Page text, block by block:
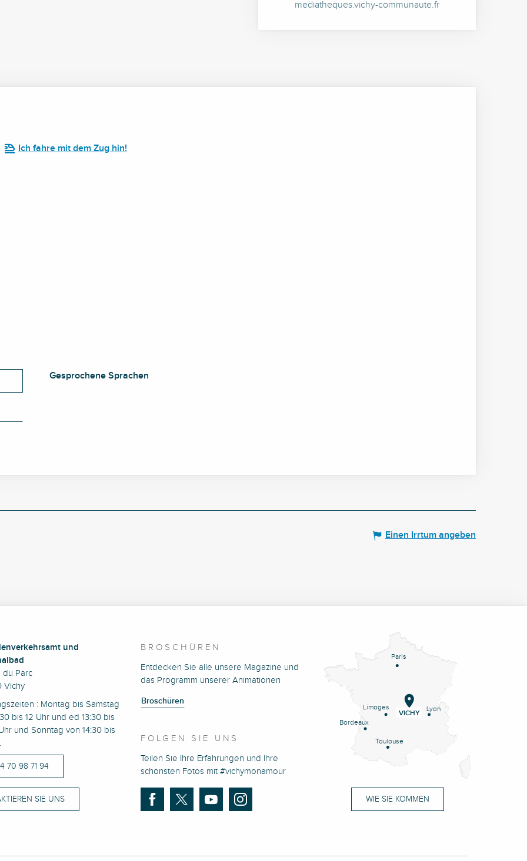
mediatheques.vichy-communaute.fr
Ich fahre mit dem Zug hin!
Gesprochene Sprachen
Gesprochene Sprachen
Einen Irrtum angeben
und
du Parc
Vichy
: Montag bis Samstag
bis 12 Uhr und ed 13:30 bis
und Sonntag von 14:30 bis
70 98 71 94
SIE UNS
BROSCHÜREN
Entdecken Sie alle unsere Magazine und
das Programm unserer Animationen
Broschüren
FOLGEN SIE UNS
Teilen Sie Ihre Erfahrungen und Ihre
schönsten Fotos mit #vichymonamour
Paris
Lyon
Limoges
Bordeaux
Toulouse
VICHY
WIE SIE KOMMEN